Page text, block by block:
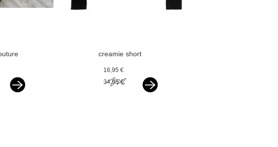
creamie short
16,95 €
34,95 €